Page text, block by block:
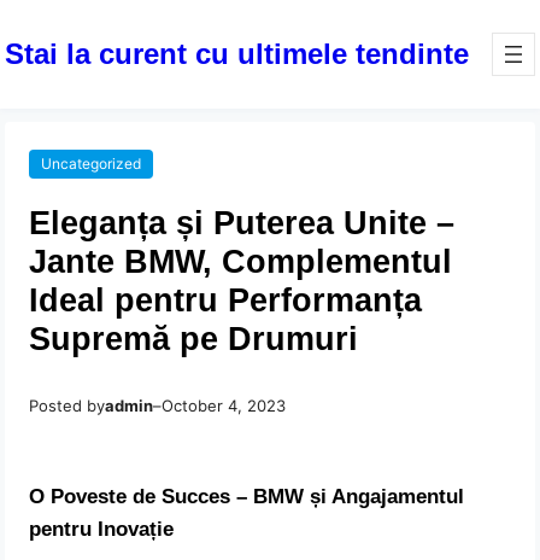
Stai la curent cu ultimele tendinte
Uncategorized
Eleganța și Puterea Unite –
Jante BMW, Complementul
Ideal pentru Performanța
Supremă pe Drumuri
Posted byadmin–October 4, 2023
O Poveste de Succes – BMW și Angajamentul
pentru Inovație